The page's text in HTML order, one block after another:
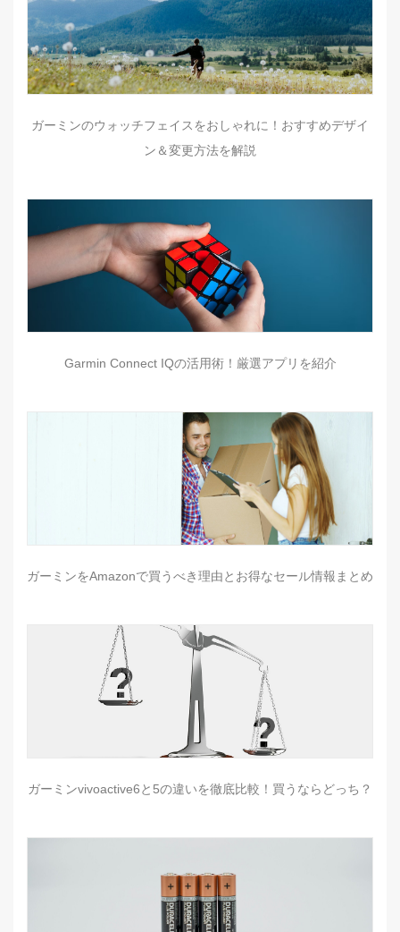
ガーミンのウォッチフェイスをおしゃれに！おすすめデザイ
ン＆変更方法を解説
Garmin Connect IQの活用術！厳選アプリを紹介
ガーミンをAmazonで買うべき理由とお得なセール情報まとめ
ガーミンvivoactive6と5の違いを徹底比較！買うならどっち？